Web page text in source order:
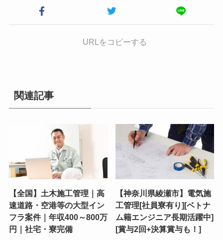
URLをコピーする
関連記事
【全国】土木施工管理｜高
速道路・空港等の大型イン
フラ案件｜年収400～800万
円｜社宅・寮完備
【神奈川県綾瀬市】電気施
工管理[社員寮有り][ベトナ
ム籍エンジニア長期活躍中]
[賞与2回+決算賞与も！]